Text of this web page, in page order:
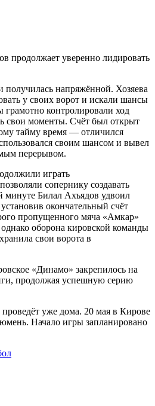
напряжённой. Хозяева
у своих ворот и искали шансы
грамотно контролировали ход
свои моменты. Счёт был открыт
тайму время — отличился
своим шансом и вывел
перерывом.
играть
сопернику создавать
Билал Ахъядов удвоил
окончательный счёт
пропущенного мяча «Амкар»
оборона кировской команды
свои ворота в
«Динамо» закрепилось на
продолжая успешную серию
уже дома. 20 мая в Кирове
Начало игры запланировано